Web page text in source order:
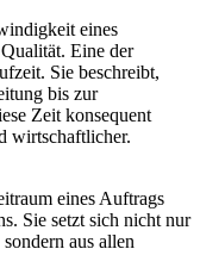
eines
Eine der
Sie beschreibt,
bis zur
Zeit konsequent
wirtschaftlicher.
eines Auftrags
Sie setzt sich nicht nur
aus allen